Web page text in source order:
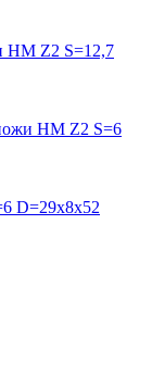
HM Z2 S=12,7
HM Z2 S=6
D=29x8x52